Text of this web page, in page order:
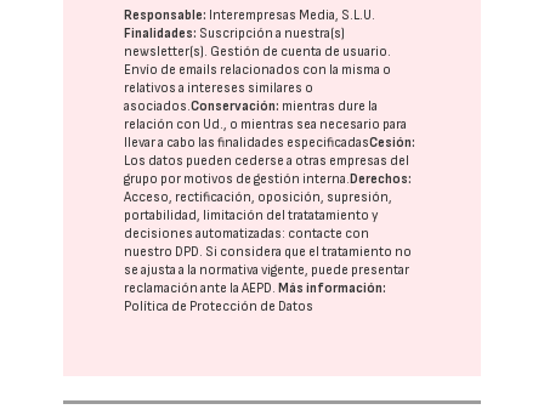
Responsable: Interempresas Media, S.L.U.
Finalidades: Suscripción a nuestra(s)
newsletter(s). Gestión de cuenta de usuario.
Envío de emails relacionados con la misma o
relativos a intereses similares o
asociados.Conservación: mientras dure la
relación con Ud., o mientras sea necesario para
llevar a cabo las finalidades especificadasCesión:
Los datos pueden cederse a otras empresas del
grupo por motivos de gestión interna. Derechos:
Acceso, rectificación, oposición, supresión,
portabilidad, limitación del tratatamiento y
decisiones automatizadas: contacte con
nuestro DPD. Si considera que el tratamiento no
se ajusta a la normativa vigente, puede presentar
reclamación ante laAEPD. Más información:
Política de Protección de Datos